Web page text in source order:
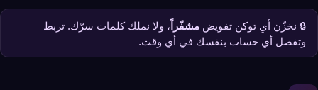
🔒 نخزّن أي توكن تفويض مشفّراً ، ولا نملك كلمات سرّك. تربط
وتفصل أي حساب بنفسك في أي وقت.